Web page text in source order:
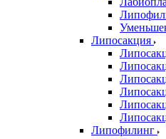
Липосакция
Липофилинг